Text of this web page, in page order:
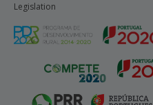
Legislation